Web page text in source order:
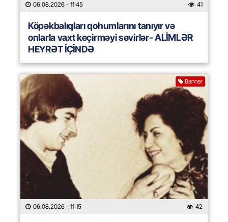
06.08.2026 - 11:45 41
Köpəkbalıqları qohumlarını tanıyır və
onlarla vaxt keçirməyi sevirlər- ALİMLƏR
HEYRƏT İÇİNDƏ
Banner
06.08.2026 - 11:15 42